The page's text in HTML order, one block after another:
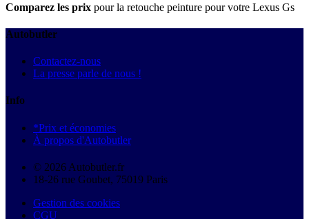
Comparez les prix pour la retouche peinture pour votre Lexus Gs
Autobutler
Contactez-nous
La presse parle de nous !
Info
*Prix et économies
À propos d'Autobutler
© 2026 Autobutler.fr
18-26 rue Goubet, 75019 Paris
Gestion des cookies
CGU